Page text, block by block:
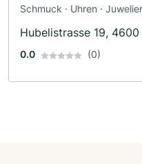
Schmuck · Uhren · Juwelier
Hubelistrasse 19, 4600
0.0 (0)